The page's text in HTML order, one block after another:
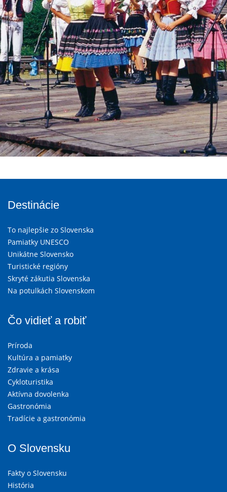
Destinácie
To najlepšie zo Slovenska
Pamiatky UNESCO
Unikátne Slovensko
Turistické regióny
Skryté zákutia Slovenska
Na potulkách Slovenskom
Čo vidieť a robiť
Príroda
Kultúra a pamiatky
Zdravie a krása
Cykloturistika
Aktívna dovolenka
Gastronómia
Tradície a gastronómia
O Slovensku
Fakty o Slovensku
História